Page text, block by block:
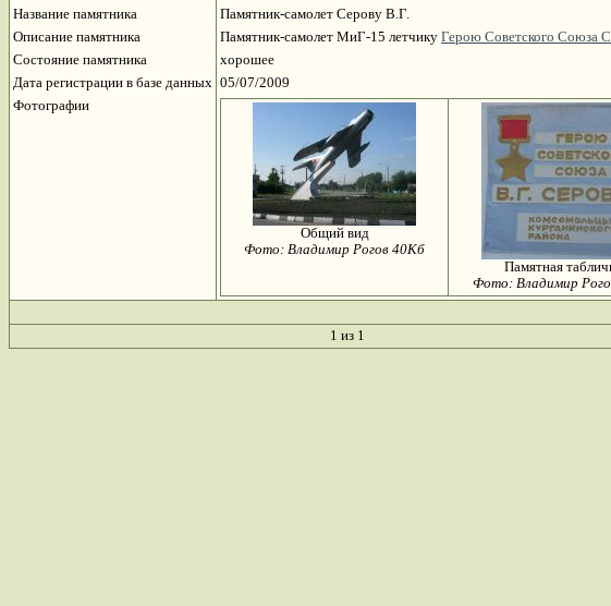
Название памятника
Памятник-самолет Серову В.Г.
Описание памятника
Памятник-самолет МиГ-15 летчику Герою Советского Союза
Состояние памятника
хорошее
Дата регистрации в базе данных 05/07/2009
Фотографии
Общий вид
Фото: Владимир Рогов 40Кб
Памятная
Фото: Владимир
1 из 1